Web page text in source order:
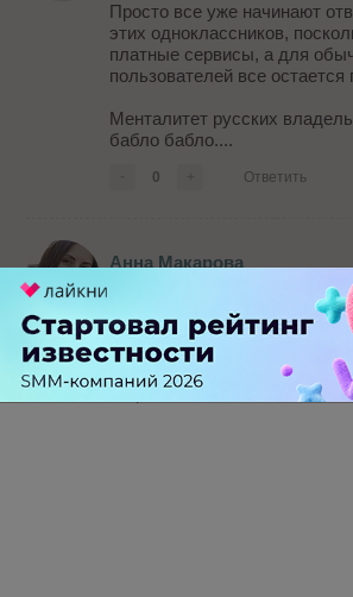
Просто все уже начинают
этих одноклассников,
платные сервисы, а для
пользователей все
Менталитет русских
бабло бабло....
0 Ответить
Анна Макарова
Так аудитория Вконтакте
кажется, нельзя забывать
постепенное уменьшение
социалкам